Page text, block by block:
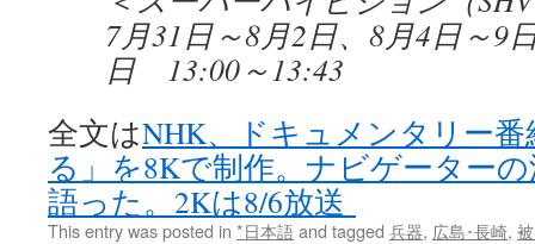
7月31日～8月2日、8月4日～9
日 13:00～13:43
全文はNHK、ドキュメンタリー番
る」を8Kで制作。ナビゲーター
語った。2Kは8/6放送
This entry was posted in *日本語and tagged 兵器, 広島･長崎,